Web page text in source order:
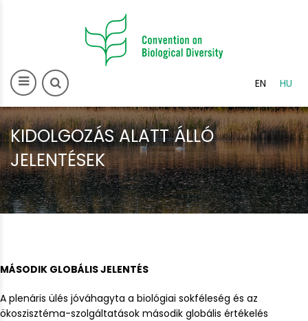
EN HU
KIDOLGOZÁS ALATT ÁLLÓ
JELENTÉSEK
MÁSODIK GLOBÁLIS JELENTÉS
A plenáris ülés jóváhagyta a biológiai sokféleség és az
ökoszisztéma-szolgáltatások második globális értékelés